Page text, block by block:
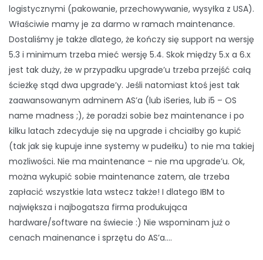
logistycznymi (pakowanie, przechowywanie, wysyłka z USA).
Właściwie mamy je za darmo w ramach maintenance.
Dostaliśmy je także dlatego, że kończy się support na wersję
5.3 i minimum trzeba mieć wersję 5.4. Skok między 5.x a 6.x
jest tak duży, że w przypadku upgrade’u trzeba przejść całą
ścieżkę stąd dwa upgrade’y. Jeśli natomiast ktoś jest tak
zaawansowanym adminem AS’a (lub iSeries, lub i5 – OS
name madness ;), że poradzi sobie bez maintenance i po
kilku latach zdecyduje się na upgrade i chciałby go kupić
(tak jak się kupuje inne systemy w pudełku) to nie ma takiej
mozliwości. Nie ma maintenance – nie ma upgrade’u. Ok,
można wykupić sobie maintenance zatem, ale trzeba
zapłacić wszystkie lata wstecz także! I dlatego IBM to
największa i najbogatsza firma produkująca
hardware/software na świecie :) Nie wspominam już o
cenach mainenance i sprzętu do AS’a….